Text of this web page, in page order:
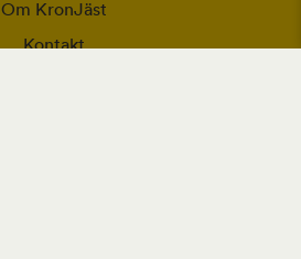
Om KronJäst
Kontakt